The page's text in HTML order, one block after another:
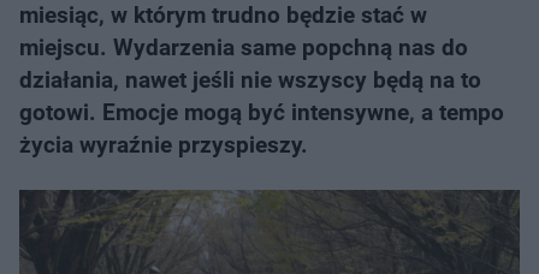
miesiąc, w którym trudno będzie stać w
miejscu. Wydarzenia same popchną nas do
działania, nawet jeśli nie wszyscy będą na to
gotowi. Emocje mogą być intensywne, a tempo
życia wyraźnie przyspieszy.